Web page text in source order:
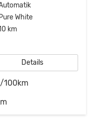
Pure White
km
Details
100km